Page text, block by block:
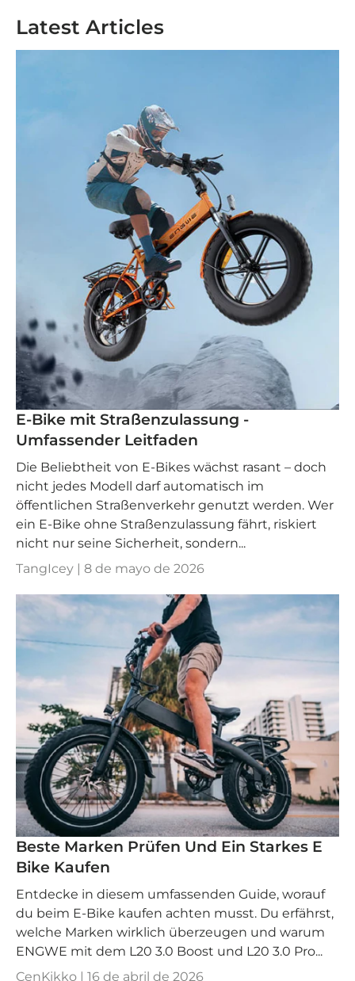
Latest Articles
E-Bike mit Straßenzulassung -
Umfassender Leitfaden
Die Beliebtheit von E-Bikes wächst rasant – doch
nicht jedes Modell darf automatisch im
öffentlichen Straßenverkehr genutzt werden. Wer
ein E-Bike ohne Straßenzulassung fährt, riskiert
nicht nur seine Sicherheit, sondern...
TangIcey | 8 de mayo de 2026
Beste Marken Prüfen Und Ein Starkes E
Bike Kaufen
Entdecke in diesem umfassenden Guide, worauf
du beim E-Bike kaufen achten musst. Du erfährst,
welche Marken wirklich überzeugen und warum
ENGWE mit dem L20 3.0 Boost und L20 3.0 Pro...
CenKikko | 16 de abril de 2026